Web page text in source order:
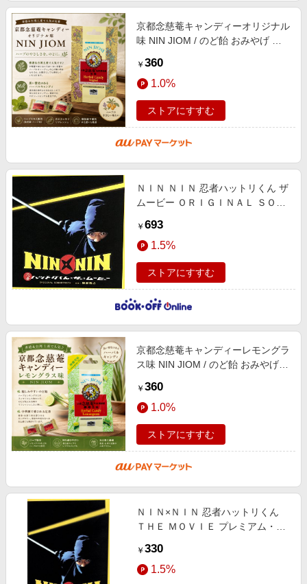
京都念慈菴キャンディーオリジナル
味 NIN JIOM / のど飴 おみやげ か
品 エスニック食材
￥ 360
1.0%
ストアにすすむ
ＮＩＮ ＮＩＮ 忍者ハットリくん ザ
ムービー ＯＲＩＧＩＮＡＬ ＳＯＵ
￥ 693
1.5%
ストアにすすむ
京都念慈菴キャンディーレモングラ
ス味 NIN JIOM / のど飴 おみやげ
食品 エスニック食材
￥ 360
1.0%
ストアにすすむ
ＮＩＮ×ＮＩＮ 忍者ハットリくん
ＴＨＥ ＭＯＶＩＥ プレミアム・エ
￥ 330
1.5%